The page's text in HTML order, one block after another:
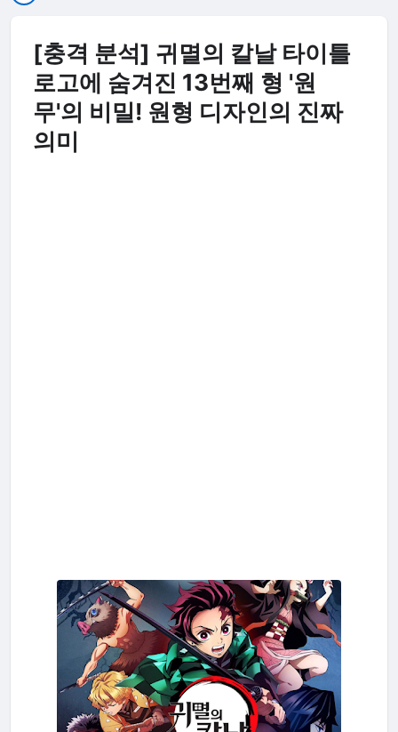
[충격 분석] 귀멸의 칼날 타이틀
로고에 숨겨진 13번째 형 '원
무'의 비밀! 원형 디자인의 진짜
의미